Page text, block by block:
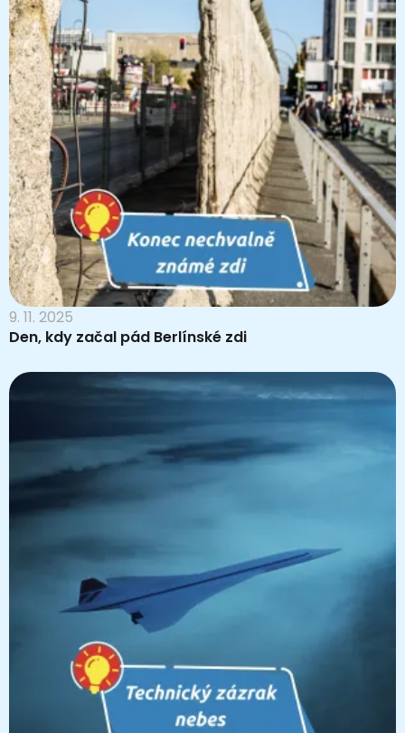
9. 11. 2025
Den, kdy začal pád Berlínské zdi